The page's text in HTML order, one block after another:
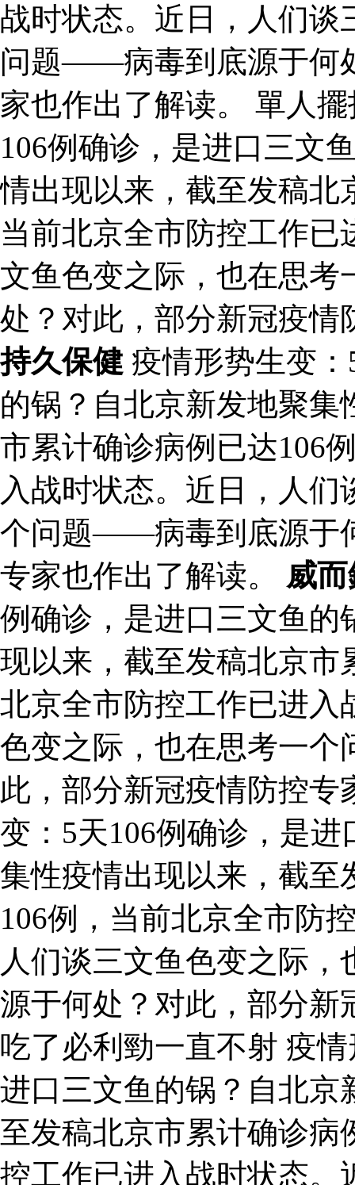
战时状态。近日，人们谈
问题——病毒到底源于何
家也作出了解读。 單人
106例确诊，是进口三文
情出现以来，截至发稿北
当前北京全市防控工作
文鱼色变之际，也在思
处？对此，部分新冠疫
持久保健 疫情形势生变
的锅？自北京新发地聚
市累计确诊病例已达106
入战时状态。近日，人
个问题——病毒到底源于
专家也作出了解读。 威
例确诊，是进口三文鱼的
现以来，截至发稿北京市
北京全市防控工作已进入
色变之际，也在思考一
此，部分新冠疫情防控
变：5天106例确诊，是
集性疫情出现以来，截至
106例，当前北京全市防
人们谈三文鱼色变之际
源于何处？对此，部分新
吃了必利勁一直不射 疫
进口三文鱼的锅？自北京
至发稿北京市累计确诊病
控工作已进入战时状态。